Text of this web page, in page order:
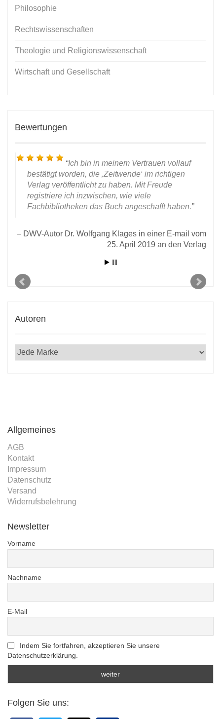
Philosophie
Rechtswissenschaften
Theologie und Religionswissenschaft
Wirtschaft und Gesellschaft
Bewertungen
Ich bin in meinem Vertrauen vollauf
bestätigt worden, die ‚Zeitwende‘ im richtigen
Verlag veröffentlicht zu haben. Mit Freude
registriere ich inzwischen, wie viele
Fachbibliotheken das Buch angeschafft haben.
DWV-Autor Dr. Wolfgang Klages in einer E-mail vom
25. April 2019 an den Verlag
Autoren
Allgemeines
AGB
Kontakt
Impressum
Datenschutz
Versand
Widerrufsbelehrung
Newsletter
Vorname
Nachname
E-Mail
Indem Sie fortfahren, akzeptieren Sie unsere
Datenschutzerklärung.
Folgen Sie uns: